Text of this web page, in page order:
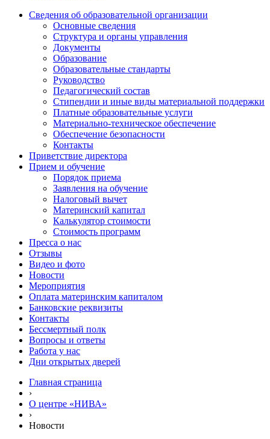
Сведения об образовательной организации
Основные сведения
Структура и органы управления
Документы
Образование
Образовательные стандарты
Руководство
Педагогический состав
Стипендии и иные виды материальной поддержки
Платные образовательные услуги
Материально-техническое обеспечение
Обеспечение безопасности
Контакты
Приветствие директора
Прием и обучение
Порядок приема
Заявления на обучение
Налоговый вычет
Материнский капитал
Калькулятор стоимости
Стоимость программ
Пресса о нас
Отзывы
Видео и фото
Новости
Мероприятия
Оплата материнским капиталом
Банковские реквизиты
Контакты
Бессмертный полк
Вопросы и ответы
Работа у нас
Дни открытых дверей
Главная страница
›
О центре «НИВА»
›
Новости